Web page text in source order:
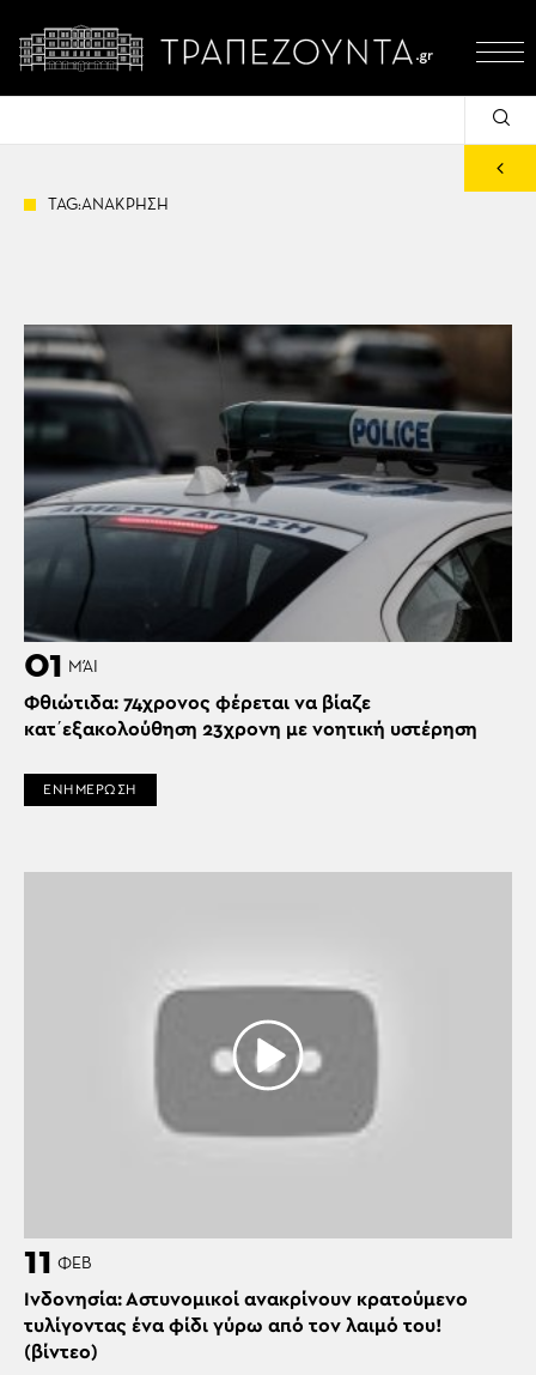
TAG:ΑΝΑΚΡΗΣΗ
01 ΜΆΙ
Φθιώτιδα: 74χρονος φέρεται να βίαζε
κατ΄εξακολούθηση 23χρονη με νοητική υστέρηση
ΕΝΗΜΕΡΩΣΗ
11 ΦΕΒ
Ινδονησία: Αστυνομικοί ανακρίνουν κρατούμενο
τυλίγοντας ένα φίδι γύρω από τον λαιμό του!
(βίντεο)